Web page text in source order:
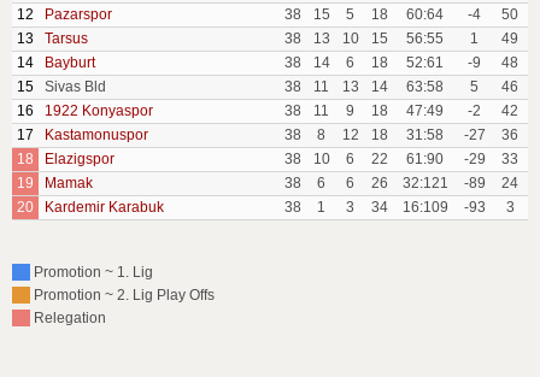
12
Pazarspor 38 15 5 18 60:64 -4
50
13
Tarsus 38 13 10 15 56:55 1
49
14
Bayburt 38 14 6 18 52:61 -9
48
15
Sivas Bld 38 11 13 14 63:58 5
46
16
1922 Konyaspor 38 11 9 18 47:49 -2
42
17
Kastamonuspor 38 8 12 18 31:58 -27
36
18
Elazigspor 38 10 6 22 61:90 -29
33
19
Mamak 38 6 6 26 32:121 -89
24
20
Kardemir Karabuk 38 1 3 34 16:109 -93 3
Promotion ~ 1. Lig
Promotion ~ 2. Lig Play Offs
Relegation